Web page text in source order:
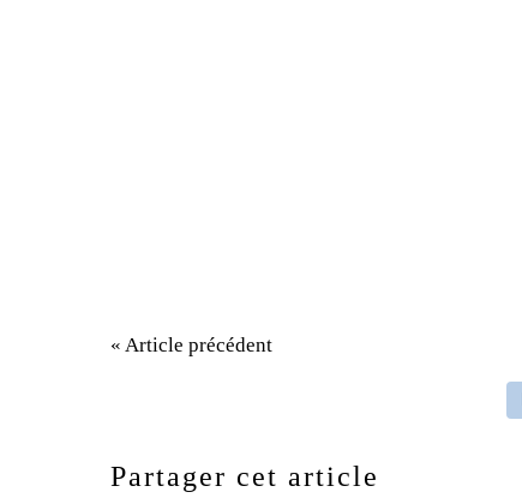
« Article précédent
Partager cet article